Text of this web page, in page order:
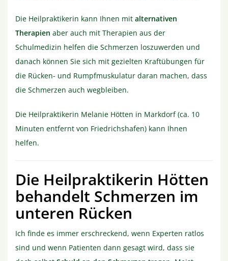
Die Heilpraktikerin kann Ihnen mit alternativen
Therapien aber auch mit Therapien aus der
Schulmedizin helfen die Schmerzen loszuwerden und
danach können Sie sich mit gezielten Kraftübungen für
die Rücken- und Rumpfmuskulatur daran machen, dass
die Schmerzen auch wegbleiben.
Die Heilpraktikerin Melanie Hötten in Markdorf (ca. 10
Minuten entfernt von Friedrichshafen) kann Ihnen
helfen.
Die Heilpraktikerin Hötten
behandelt Schmerzen im
unteren Rücken
Ich finde es immer erschreckend, wenn Experten ratlos
sind und wenn Patienten dann gesagt wird, dass sie